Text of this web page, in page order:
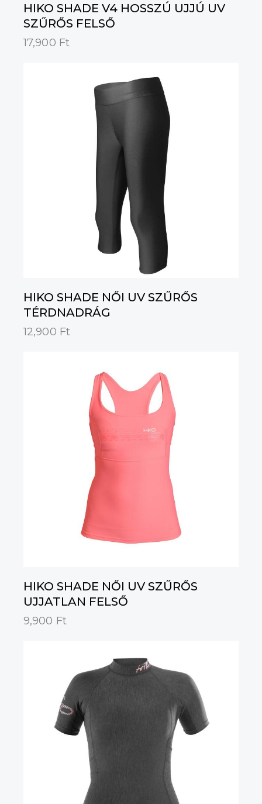
HIKO SHADE V4 HOSSZÚ UJJÚ UV
SZŰRŐS FELSŐ
17,900 Ft
HIKO SHADE NŐI UV SZŰRŐS
TÉRDNADRÁG
12,900 Ft
HIKO SHADE NŐI UV SZŰRŐS
UJJATLAN FELSŐ
9,900 Ft